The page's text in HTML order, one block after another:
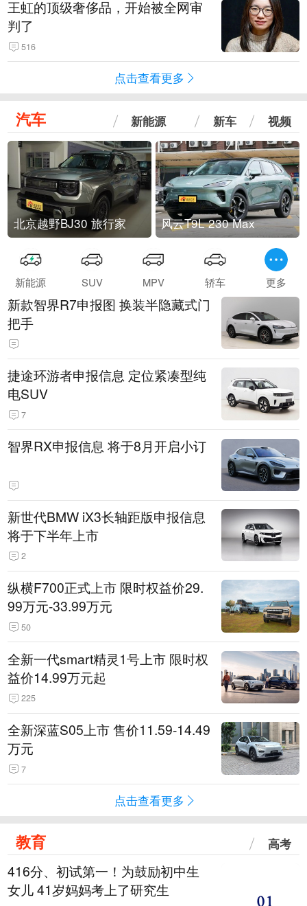
王虹的顶级奢侈品，开始被全网审
判了
516
点击查看更多
汽车 新能源 新车 视频
北京越野BJ30 旅行家 风云T9L 230 Max
新能源 SUV MPV 轿车 更多
新款智界R7申报图 换装半隐藏式门
把手
捷途环游者申报信息 定位紧凑型纯
电SUV
7
智界RX申报信息 将于8月开启小订
新世代BMW iX3长轴距版申报信息
将于下半年上市
2
纵横F700正式上市 限时权益价29.
99万元-33.99万元
50
全新一代smart精灵1号上市 限时权
益价14.99万元起
225
全新深蓝S05上市 售价11.59-14.49
万元
7
点击查看更多
教育 高考
416分、初试第一！为鼓励初中生
女儿 41岁妈妈考上了研究生